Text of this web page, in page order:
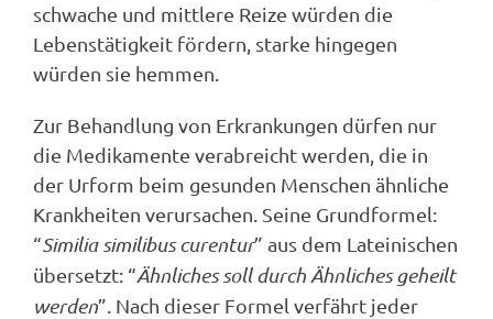
schwache und mittlere Reize würden die
Lebenstätigkeit fördern, starke hingegen
würden sie hemmen.
Zur Behandlung von Erkrankungen dürfen nur
die Medikamente verabreicht werden, die in
der Urform beim gesunden Menschen ähnliche
Krankheiten verursachen. Seine Grundformel:
“Similia similibus curentur” aus dem Lateinischen
übersetzt: “Ähnliches soll durch Ähnliches geheilt
werden”. Nach dieser Formel verfährt jeder